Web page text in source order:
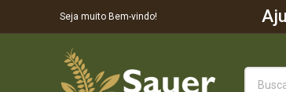
Seja muito Bem-vindo!